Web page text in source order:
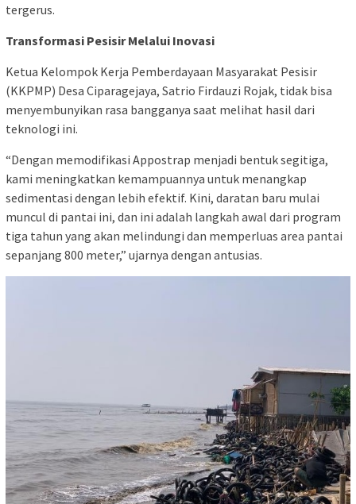
tergerus.
Transformasi Pesisir Melalui Inovasi
Ketua Kelompok Kerja Pemberdayaan Masyarakat Pesisir
(KKPMP) Desa Ciparagejaya, Satrio Firdauzi Rojak, tidak bisa
menyembunyikan rasa bangganya saat melihat hasil dari
teknologi ini.
“Dengan memodifikasi Appostrap menjadi bentuk segitiga,
kami meningkatkan kemampuannya untuk menangkap
sedimentasi dengan lebih efektif. Kini, daratan baru mulai
muncul di pantai ini, dan ini adalah langkah awal dari program
tiga tahun yang akan melindungi dan memperluas area pantai
sepanjang 800 meter,” ujarnya dengan antusias.